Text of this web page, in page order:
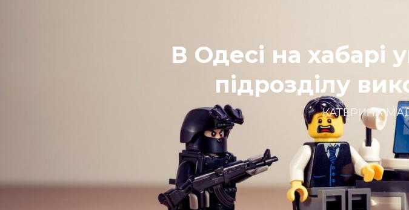
В Одесі на хабарі
підрозділу
КАТЕРИНА